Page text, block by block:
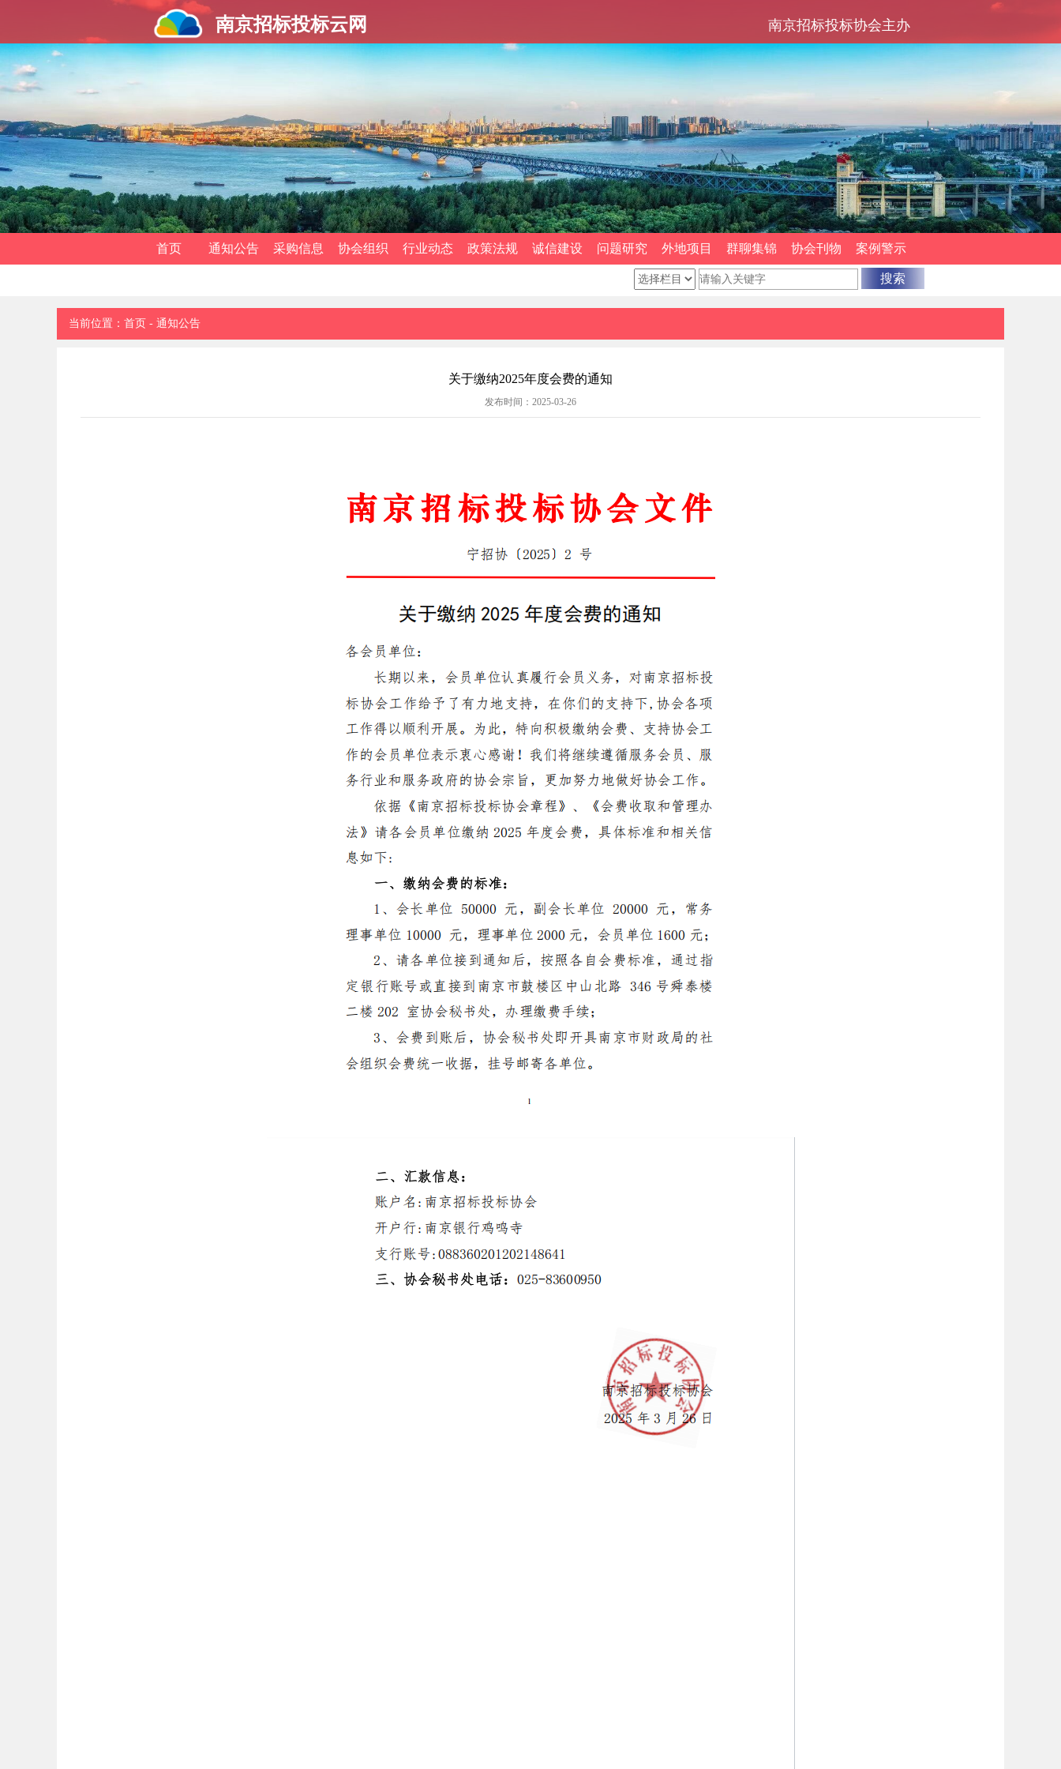
南京招标投标云网 南京招标投标协会主办
首页 通知公告 采购信息 协会组织 行业动态 政策法规 诚信建设 问题研究 外地项目 群聊集锦 协会刊物 案例警示
当前位置： 首页 - 通知公告
关于缴纳2025年度会费的通知
发布时间：2025-03-26